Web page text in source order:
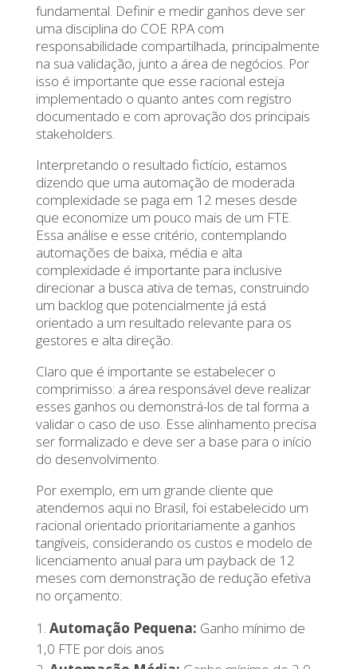
fundamental. Definir e medir ganhos deve ser
uma disciplina do COE RPA com
responsabilidade compartilhada, principalmente
na sua validação, junto a área de negócios. Por
isso é importante que esse racional esteja
implementado o quanto antes com registro
documentado e com aprovação dos principais
stakeholders.
Interpretando o resultado fictício, estamos
dizendo que uma automação de moderada
complexidade se paga em 12 meses desde
que economize um pouco mais de um FTE.
Essa análise e esse critério, contemplando
automações de baixa, média e alta
complexidade é importante para inclusive
direcionar a busca ativa de temas, construindo
um backlog que potencialmente já está
orientado a um resultado relevante para os
gestores e alta direção.
Claro que é importante se estabelecer o
comprimisso: a área responsável deve realizar
esses ganhos ou demonstrá-los de tal forma a
validar o caso de uso. Esse alinhamento precisa
ser formalizado e deve ser a base para o início
do desenvolvimento.
Por exemplo, em um grande cliente que
atendemos aqui no Brasil, foi estabelecido um
racional orientado prioritariamente a ganhos
tangíveis, considerando os custos e modelo de
licenciamento anual para um payback de 12
meses com demonstração de redução efetiva
no orçamento:
Automação Pequena: Ganho mínimo de
1,0 FTE por dois anos